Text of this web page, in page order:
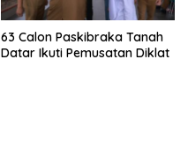
63 Calon Paskibraka Tanah
Datar Ikuti Pemusatan Diklat